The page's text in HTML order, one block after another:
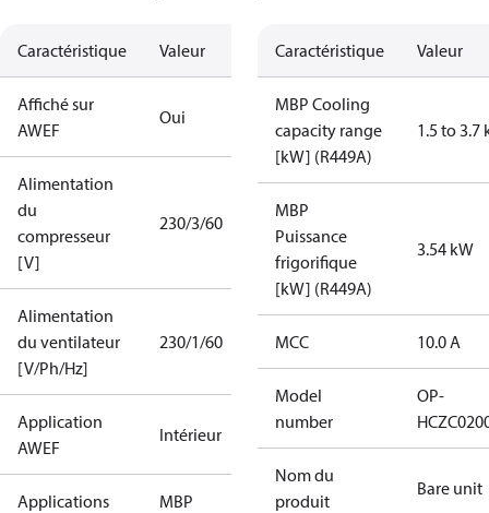
Caractéristique Valeur
Affiché sur
AWEF
Oui
Alimentation
du
compresseur
[V]
230/3/60
Alimentation
du ventilateur
[V/Ph/Hz]
230/1/60
Application
AWEF
Intérieur
Applications MBP
Caractéristique Valeur
MBP Cooling
capacity range
[kW] (R449A)
1.5 to 3.7
MBP
Puissance
frigorifique
[kW] (R449A)
3.54 kW
MCC 10.0 A
Model
number
OP-
Nom du
produit
Bare unit